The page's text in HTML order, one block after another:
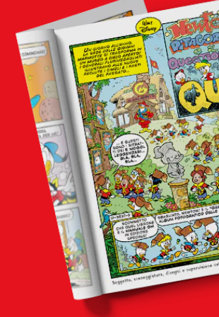
mondo
news &
Cerca
abbonati
acquista
Facebook